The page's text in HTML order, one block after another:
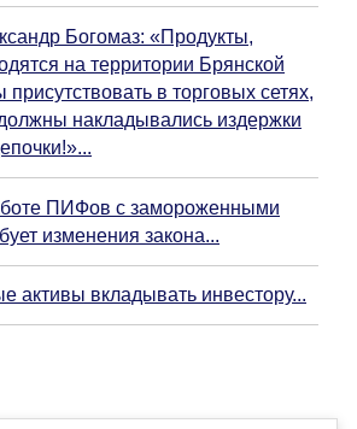
Богомаз: «Продукты,
на территории Брянской
в торговых сетях,
накладывались издержки
ПИФов с замороженными
изменения закона...
активы вкладывать инвестору...